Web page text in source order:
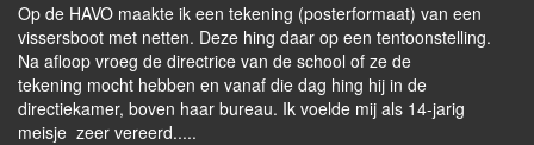
Op de HAVO maakte ik een tekening (posterformaat) van een
vissersboot met netten. Deze hing daar op een tentoonstelling.
Na afloop vroeg de directrice van de school of ze de
tekening mocht hebben en vanaf die dag hing hij in de
directiekamer, boven haar bureau. Ik voelde mij als 14-jarig
meisje zeer vereerd.....